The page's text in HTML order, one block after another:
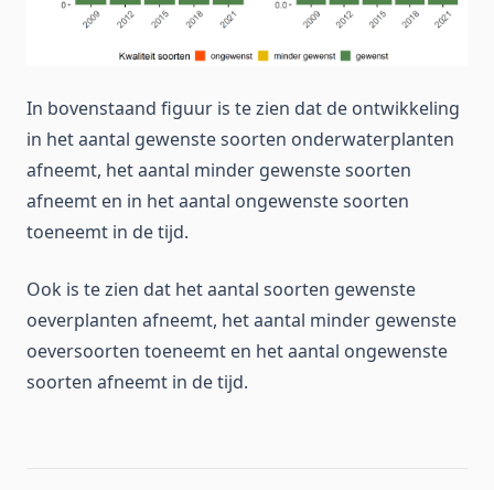
In bovenstaand figuur is te zien dat de ontwikkeling
in het aantal gewenste soorten onderwaterplanten
afneemt, het aantal minder gewenste soorten
afneemt en in het aantal ongewenste soorten
toeneemt in de tijd.
Ook is te zien dat het aantal soorten gewenste
oeverplanten afneemt, het aantal minder gewenste
oeversoorten toeneemt en het aantal ongewenste
soorten afneemt in de tijd.